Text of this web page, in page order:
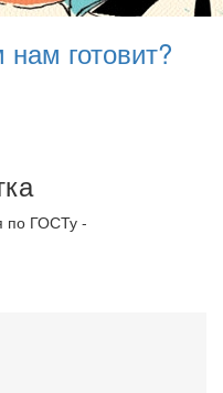
готовит?
по ГОСТу -